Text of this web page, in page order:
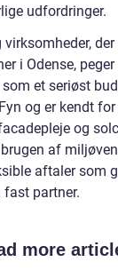
udfordringer.
virksomheder,
i Odense,
et seriøst
og er kendt
og
af
aftaler som
fast partner.
more